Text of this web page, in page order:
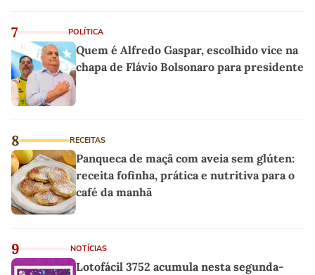
7 POLÍTICA
Quem é Alfredo Gaspar, escolhido vice na
chapa de Flávio Bolsonaro para presidente
8 RECEITAS
Panqueca de maçã com aveia sem glúten:
receita fofinha, prática e nutritiva para o
café da manhã
9 NOTÍCIAS
Lotofácil 3752 acumula nesta segunda-